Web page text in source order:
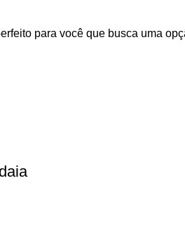
para você que busca uma